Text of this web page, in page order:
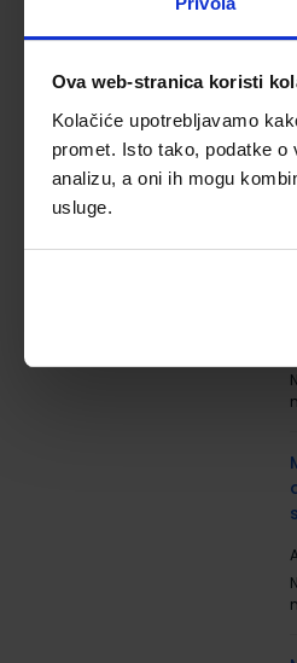
Ova web-stranica koristi
Kolačiće upotrebljavamo
promet. Isto tako, podatke
analizu, a oni ih mogu
usluge.